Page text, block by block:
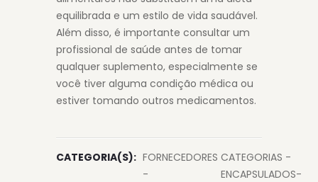
equilibrada e um estilo de vida saudável.
Além disso, é importante consultar um
profissional de saúde antes de tomar
qualquer suplemento, especialmente se
você tiver alguma condição médica ou
estiver tomando outros medicamentos.
CATEGORIA(S): FORNECEDORES
-
CATEGORIAS -
ENCAPSULADOS-